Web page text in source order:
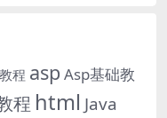
程 asp Asp基础教
程 html Java